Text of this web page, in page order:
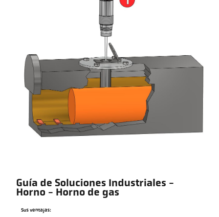
Guía de Soluciones Industriales -
Horno - Horno de gas
Sus ventajas: